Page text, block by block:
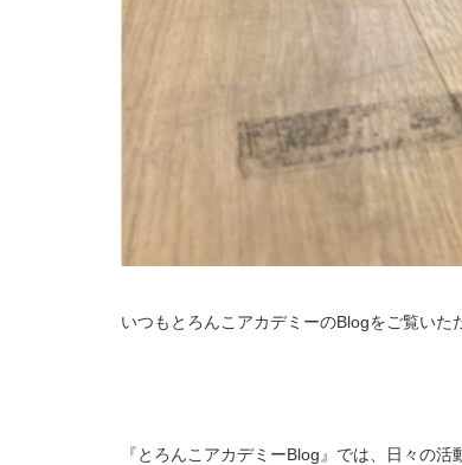
いつもとろんこアカデミーのBlogをご覧いた
『とろんこアカデミーBlog』では、日々の活